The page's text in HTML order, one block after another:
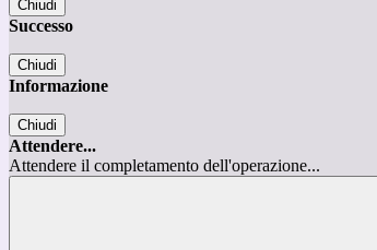
Chiudi
Successo
Chiudi
Informazione
Chiudi
Attendere...
Attendere il completamento dell'operazione...